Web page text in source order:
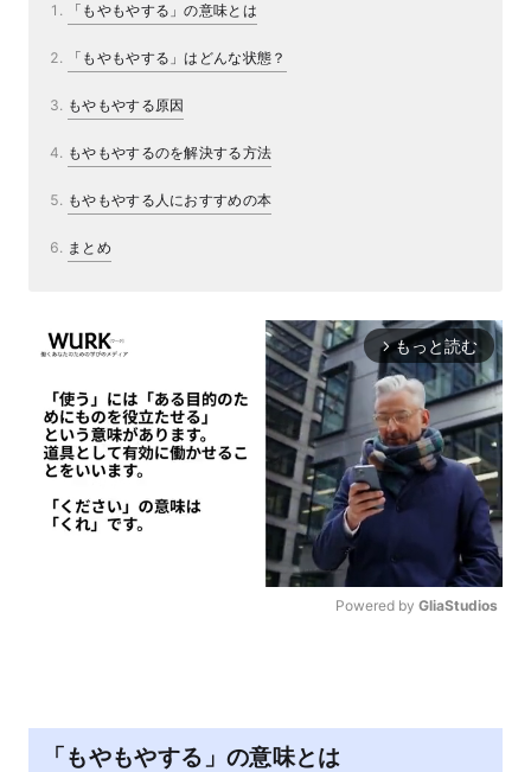
「もやもやする」の意味とは
「もやもやする」はどんな状態？
もやもやする原因
もやもやするのを解決する方法
もやもやする人におすすめの本
まとめ
arrow_forward_ios もっと読む
Powered by GliaStudios
「もやもやする」の意味とは